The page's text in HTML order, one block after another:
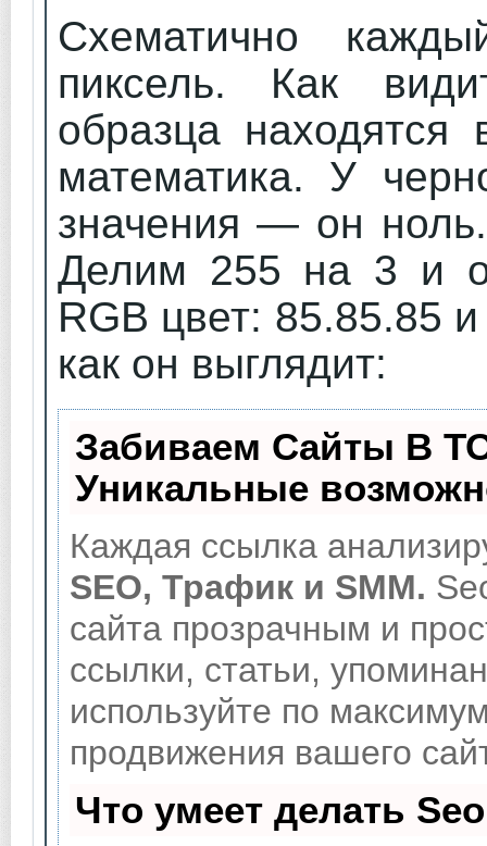
Схематично
пиксель. Как
образца
математика. У
значения — он
Делим 255 на 3 и
RGB цвет: 85.85.85
как он выглядит:
Забиваем Сайты В
Уникальные
Каждая ссылка
SEO, Трафик и SMM.
сайта прозрачным и
ссылки, статьи,
используйте по
продвижения вашего
Что умеет делать